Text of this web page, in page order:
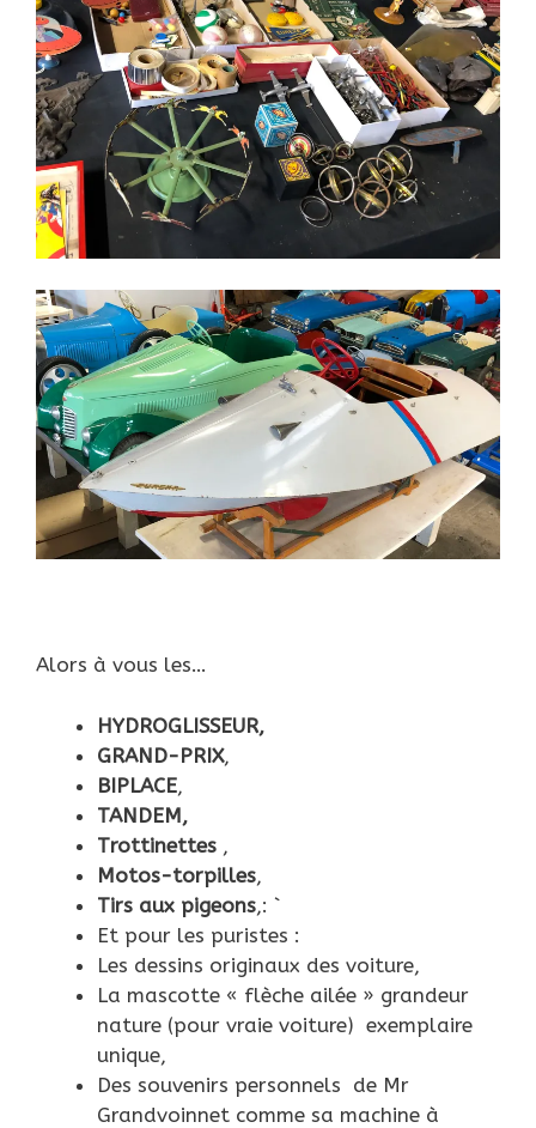
Alors à vous les…
HYDROGLISSEUR,
GRAND-PRIX,
BIPLACE,
TANDEM,
Trottinettes ,
Motos-torpilles,
Tirs aux pigeons,: `
Et pour les puristes :
Les dessins originaux des voiture,
La mascotte « flèche ailée » grandeur
nature (pour vraie voiture) exemplaire
unique,
Des souvenirs personnels de Mr
Grandvoinnet comme sa machine à